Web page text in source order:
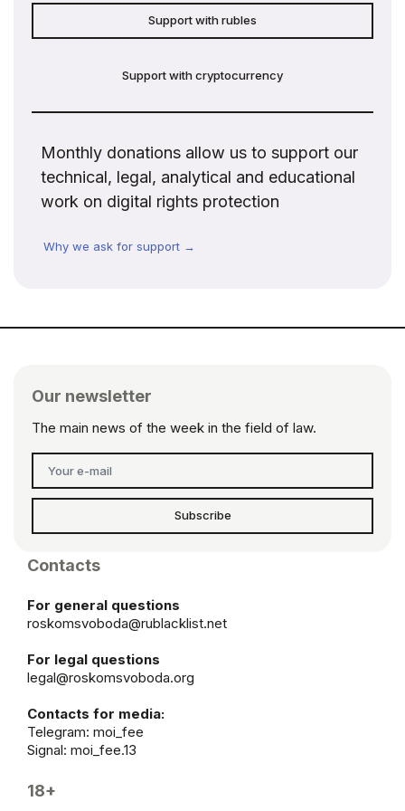
Support with rubles
Support with cryptocurrency
Monthly donations allow us to support our
technical, legal, analytical and educational
work on digital rights protection
Why we ask for support →
Our newsletter
The main news of the week in the field of law.
Subscribe
Contacts
For general questions
roskomsvoboda@rublacklist.net
For legal questions
legal@roskomsvoboda.org
Contacts for media:
Telegram: moi_fee
Signal: moi_fee.13
18+